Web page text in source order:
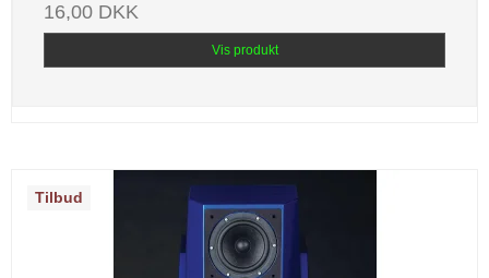
16,00 DKK
Vis produkt
Tilbud